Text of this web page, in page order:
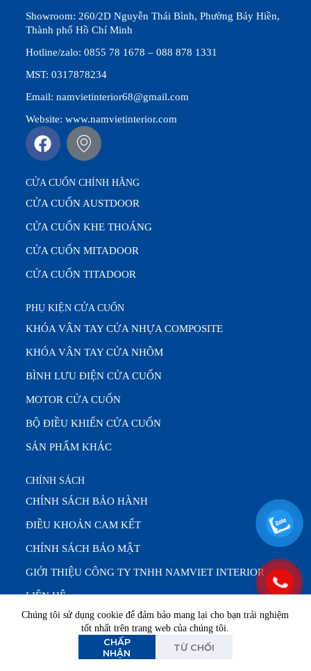
Chúng tôi sử dụng cookie để đảm bảo mang lại cho bạn trải nghiệm
tốt nhất trên trang web của chúng tôi.
CHẤP
NHẬN
TỪ CHỐI
Showroom: 260/2D Nguyễn Thái Bình, Phường Bảy Hiền,
Thành phố Hồ Chí Minh
Hotline/zalo: 0855 78 1678 – 088 878 1331
MST: 0317878234
Email: namvietinterior68@gmail.com
Website: www.namvietinterior.com
CỬA CUỐN CHÍNH HÃNG
CỬA CUỐN AUSTDOOR
CỬA CUỐN KHE THOÁNG
CỬA CUỐN MITADOOR
CỬA CUỐN TITADOOR
PHỤ KIỆN CỬA CUỐN
KHÓA VÂN TAY CỬA NHỰA COMPOSITE
KHÓA VÂN TAY CỬA NHÔM
BÌNH LƯU ĐIỆN CỬA CUỐN
MOTOR CỬA CUỐN
BỘ ĐIỀU KHIỂN CỬA CUỐN
SẢN PHẨM KHÁC
CHÍNH SÁCH
CHÍNH SÁCH BẢO HÀNH
ĐIỀU KHOẢN CAM KẾT
CHÍNH SÁCH BẢO MẬT
GIỚI THIỆU CÔNG TY TNHH NAMVIET INTERIOR
LIÊN HỆ
Văn phòng: T2 – T7 (8:00 – 17:00) | Bảo trì & sửa chữa:
24/7